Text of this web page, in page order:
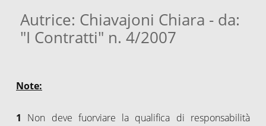
Autrice: Chiavajoni Chiara - da:
"I Contratti" n. 4/2007
Note:
1 Non deve fuorviare la qualifica di responsabilità